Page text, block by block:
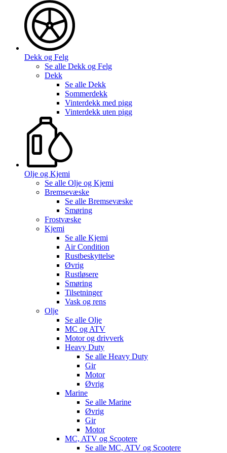
Dekk og Felg
Se alle Dekk og Felg
Dekk
Se alle Dekk
Sommerdekk
Vinterdekk med pigg
Vinterdekk uten pigg
Olje og Kjemi
Se alle Olje og Kjemi
Bremsevæske
Se alle Bremsevæske
Smøring
Frostvæske
Kjemi
Se alle Kjemi
Air Condition
Rustbeskyttelse
Øvrig
Rustløsere
Smøring
Tilsetninger
Vask og rens
Olje
Se alle Olje
MC og ATV
Motor og drivverk
Heavy Duty
Se alle Heavy Duty
Gir
Motor
Øvrig
Marine
Se alle Marine
Øvrig
Gir
Motor
MC, ATV og Scootere
Se alle MC, ATV og Scootere